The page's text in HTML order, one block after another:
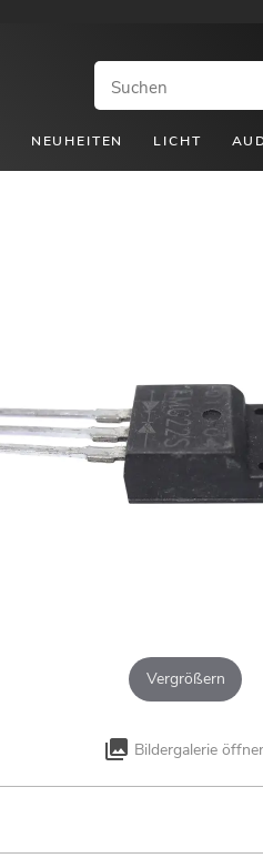
NEUHEITEN LICHT
Vergrößern
Bildergalerie